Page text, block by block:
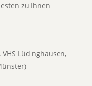
zu Ihnen
VHS Lüdinghausen,